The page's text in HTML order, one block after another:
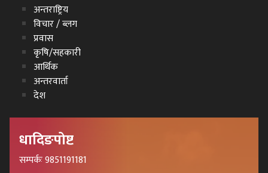
अन्तराष्ट्रिय
विचार / ब्लग
प्रवास
कृषि/सहकारी
आर्थिक
अन्तरवार्ता
देश
धादिङपोष्ट
सम्पर्कः 9851191181